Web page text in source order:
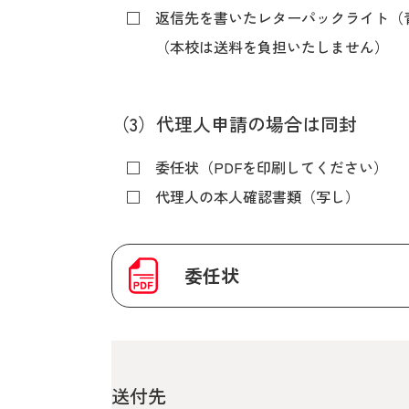
□ 返信先を書いたレターパックライト（
（本校は送料を負担いたしません）
（3）代理人申請の場合は同封
□ 委任状（PDFを印刷してください）
□ 代理人の本人確認書類（写し）
委任状
送付先